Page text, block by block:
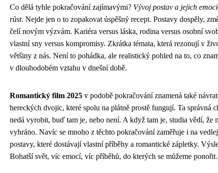
Co dělá tyhle pokračování zajímavými? Vývoj postav a jejich
růst. Nejde jen o to zopakovat úspěšný recept. Postavy dospěly,
čelí novým výzvám. Kariéra versus láska, rodina versus osobní
vlastní sny versus kompromisy. Zkrátka témata, která rezonují v
většiny z nás. Není to pohádka, ale realistický pohled na to, co
v dlouhodobém vztahu v dnešní době.
Romantický film 2025 v podobě pokračování znamená také návrat
hereckých dvojic, které spolu na plátně prostě fungují. Ta správná
nedá vyrobit, buď tam je, nebo není. A když tam je, studia vědí, že
vyhráno. Navíc se mnoho z těchto pokračování zaměřuje i na
postavy, které dostávají vlastní příběhy a romantické zápletky.
Bohatší svět, víc emocí, víc příběhů, do kterých se můžeme ponořit.